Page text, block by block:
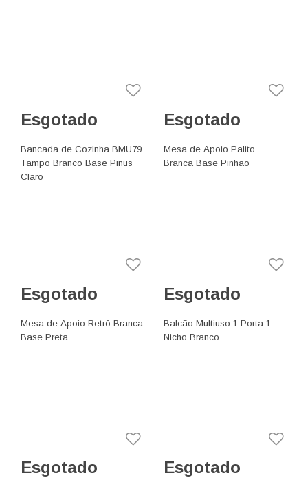
Esgotado
Bancada de Cozinha BMU79
Tampo Branco Base Pinus
Claro
Esgotado
Mesa de Apoio Palito
Branca Base Pinhão
Esgotado
Mesa de Apoio Retrô Branca
Base Preta
Esgotado
Balcão Multiuso 1 Porta 1
Nicho Branco
Esgotado Esgotado